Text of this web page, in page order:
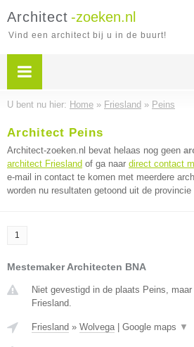
Architect -zoeken.nl
Vind een architect bij u in de buurt!
U bent nu hier: Home » Friesland » Peins
Architect Peins
Architect-zoeken.nl bevat helaas nog geen
architect Friesland of ga naar direct contact
e-mail in contact te komen met meerdere
worden nu resultaten getoond uit de provincie
1
Mestemaker Architecten BNA
Niet gevestigd in de plaats Peins,
Friesland.
Friesland » Wolvega| Google maps ▼